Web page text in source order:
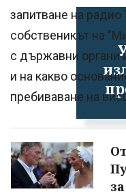
запитване на
собственикът на
с държавни органи
и на какво
пребиваване на